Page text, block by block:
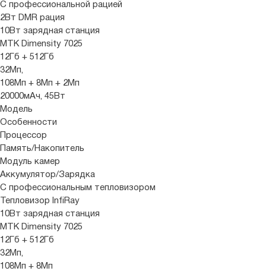
С профессиональной рацией
2Вт DMR рация
10Вт зарядная станция
MTK Dimensity 7025
12Гб + 512Гб
32Мп,
108Мп + 8Мп + 2Мп
20000мАч, 45Вт
Модель
Особенности
Процессор
Память/Накопитель
Модуль камер
Аккумулятор/Зарядка
С профессиональным тепловизором
Тепловизор InfiRay
10Вт зарядная станция
MTK Dimensity 7025
12Гб + 512Гб
32Мп,
108Мп + 8Мп